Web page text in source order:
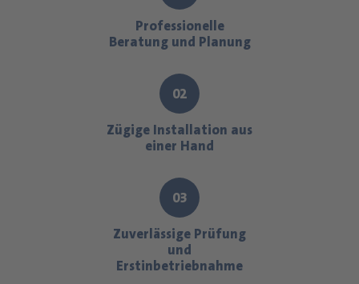
Professionelle
Beratung und Planung
02
Zügige Installation aus
einer Hand
03
Zuverlässige Prüfung
und
Erstinbetriebnahme